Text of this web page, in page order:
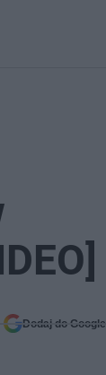
Dodaj do Google